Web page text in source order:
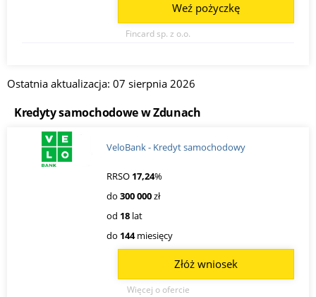
Fincard sp. z o.o.
Weź pożyczkę
Ostatnia aktualizacja: 07 sierpnia 2026
Kredyty samochodowe w Zdunach
VeloBank - Kredyt samochodowy
RRSO 17,24%
do 300 000zł
od 18 lat
do 144miesięcy
Więcej o ofercie
Złóż wniosek